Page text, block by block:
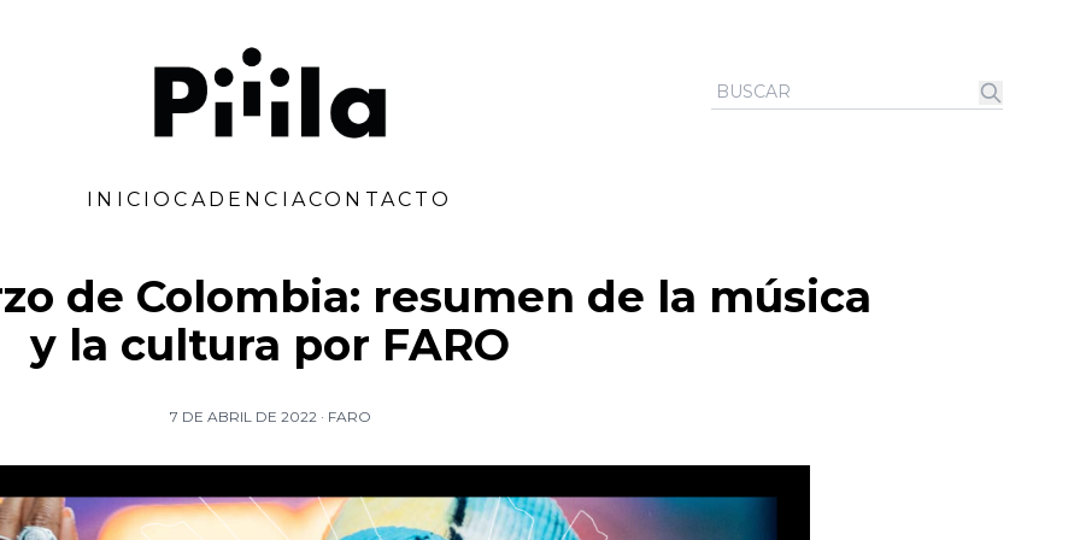
INICIOCADENCIACONTACTO
de Colombia: resumen de la música
y la cultura por FARO
7 DE ABRIL DE 2022 · FARO